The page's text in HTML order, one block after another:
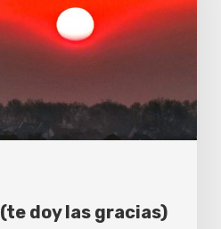
doy las gracias)